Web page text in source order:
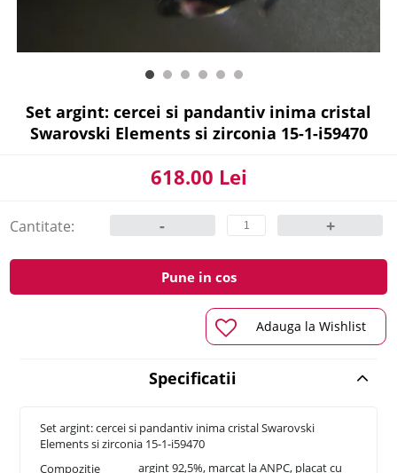
Adauga la Wishlist
Set argint: cercei si pandantiv inima cristal
Swarovski Elements si zirconia 15-1-i59470
618.00 Lei
Cantitate: - +
Pune in cos
Specificatii
Set argint: cercei si pandantiv inima cristal Swarovski
Elements si zirconia 15-1-i59470
Compozitie
argint 92,5%, marcat la ANPC, placat cu